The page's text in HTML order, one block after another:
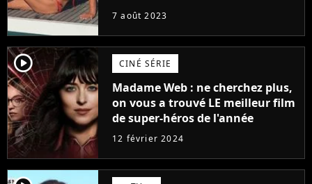
7 août 2023
player2 CINÉ SÉRIE
Madame Web : ne cherchez plus,
on vous a trouvé LE meilleur film
de super-héros de l'année
12 février 2024